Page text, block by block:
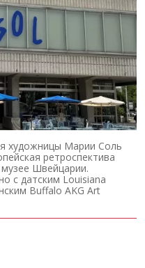
художницы Марии Соль
ретроспектива
Швейцарии.
с датским Louisiana
Buffalo AKG Art